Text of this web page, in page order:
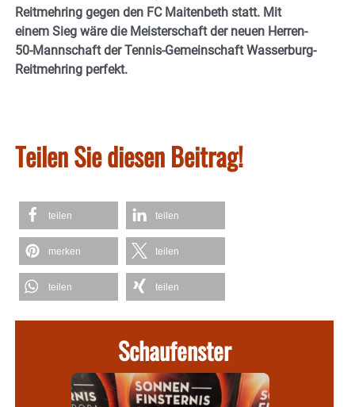
Reitmehring gegen den FC Maitenbeth statt. Mit
einem Sieg wäre die Meisterschaft der neuen Herren-
50-Mannschaft der Tennis-Gemeinschaft Wasserburg-
Reitmehring perfekt.
Teilen Sie diesen Beitrag!
teilen teilen
merken teilen
teilen teilen
Schaufenster